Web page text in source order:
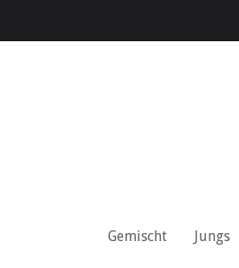
Gemischt Jungs